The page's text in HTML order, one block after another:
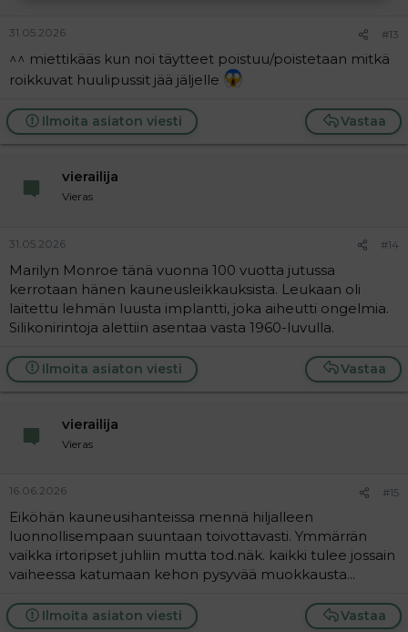
31.05.2026 #13
^^ miettikääs kun noi täytteet poistuu/poistetaan mitkä
roikkuvat huulipussit jää jäljelle
Vastaa
Ilmoita asiaton viesti
vierailija
Vieras
31.05.2026 #14
Marilyn Monroe tänä vuonna 100 vuotta jutussa
kerrotaan hänen kauneusleikkauksista. Leukaan oli
laitettu lehmän luusta implantti, joka aiheutti ongelmia.
Silikonirintoja alettiin asentaa vasta 1960-luvulla.
Vastaa
Ilmoita asiaton viesti
vierailija
Vieras
16.06.2026 #15
Eiköhän kauneusihanteissa mennä hiljalleen
luonnollisempaan suuntaan toivottavasti. Ymmärrän
vaikka irtoripset juhliin mutta tod.näk. kaikki tulee jossain
vaiheessa katumaan kehon pysyvää muokkausta...
Vastaa
Ilmoita asiaton viesti